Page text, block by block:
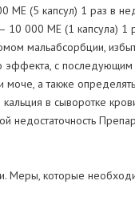
МЕ (5 капсул) 1 раз в
10 000 МЕ (1 капсула) 1
мальабсорбции,
эффекта, с
а также
в сыворотке
Меры, которые